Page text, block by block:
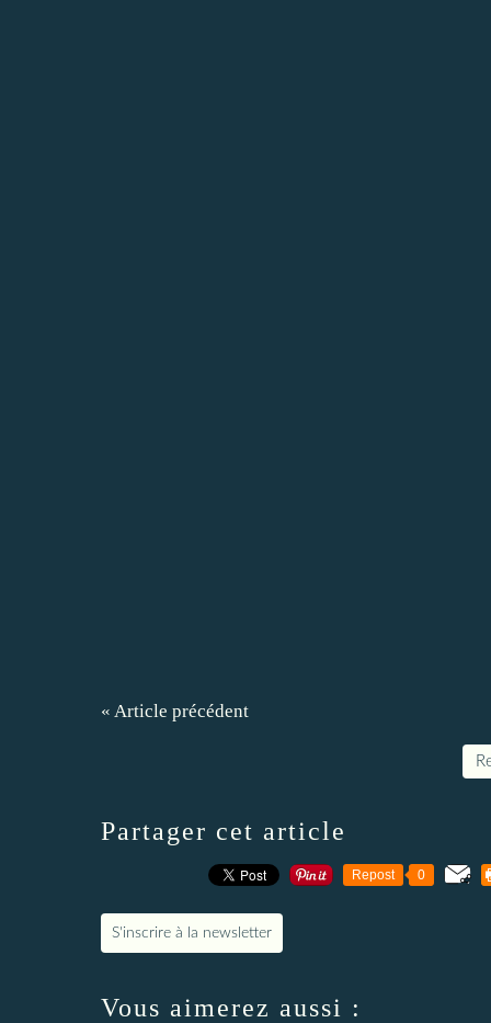
« Article précédent
Partager cet article
Repost 0
S'inscrire à la newsletter
Vous aimerez aussi :